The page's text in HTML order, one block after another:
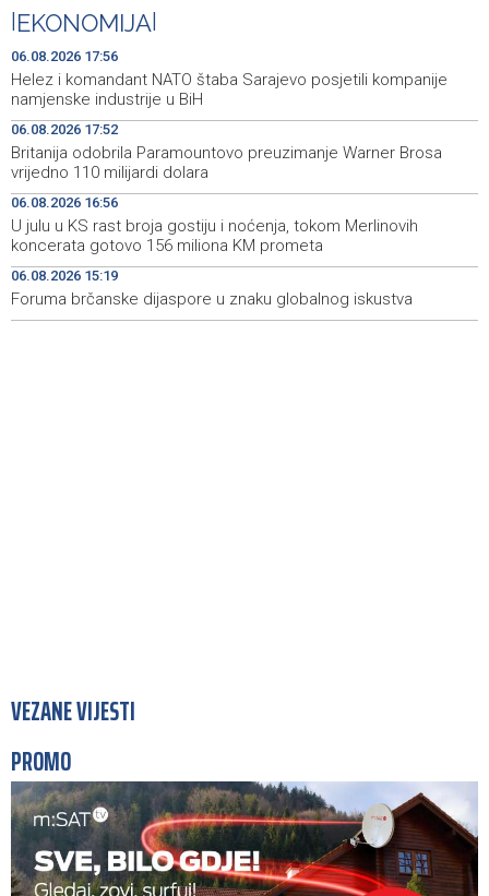
18:31
BiH granted citizenship to 43 individuals of special
national interest since 2023
18:19
Barcelona se uključila u utrku za Rodrija nakon zastoja u
pregovorima s Real Madridom
18:14
Turistička zajednica Travnik unaprijedila infrastrukturu i
informativne sadržaje u središtu grada
18:14
Crishock: OHR spreman na dijalog sa svim političkim
akterima u BiH
18:01
Soreca: Zahtjev za pristupanje SEPA-i važan korak BiH
na putu ka EU
EKONOMIJA
06.08.2026 17:56
Helez i komandant NATO štaba Sarajevo posjetili kompanije
namjenske industrije u BiH
06.08.2026 17:52
Britanija odobrila Paramountovo preuzimanje Warner Brosa
vrijedno 110 milijardi dolara
06.08.2026 16:56
U julu u KS rast broja gostiju i noćenja, tokom Merlinovih
koncerata gotovo 156 miliona KM prometa
06.08.2026 15:19
Foruma brčanske dijaspore u znaku globalnog iskustva
VEZANE VIJESTI
PROMO